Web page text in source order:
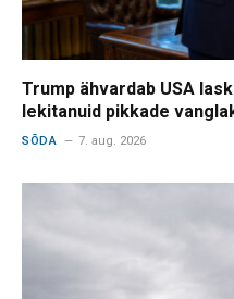
Trump ähvardab USA
lekitanuid pikkade
SÕDA 7. aug. 2026